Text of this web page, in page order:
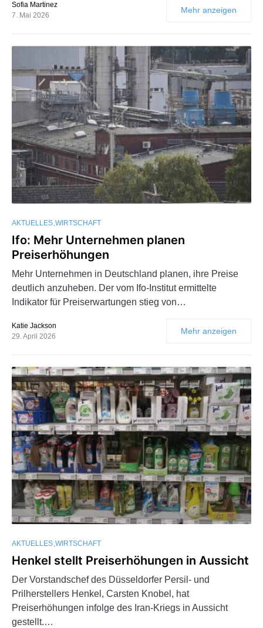
Sofia Martinez
7. Mai 2026
Mehr anzeigen
AKTUELLES WIRTSCHAFT
Ifo: Mehr Unternehmen planen
Preiserhöhungen
Mehr Unternehmen in Deutschland planen, ihre Preise
deutlich anzuheben. Der vom Ifo-Institut ermittelte
Indikator für Preiserwartungen stieg von…
Katie Jackson
29. April 2026
Mehr anzeigen
AKTUELLES WIRTSCHAFT
Henkel stellt Preiserhöhungen in Aussicht
Der Vorstandschef des Düsseldorfer Persil- und
Prilherstellers Henkel, Carsten Knobel, hat
Preiserhöhungen infolge des Iran-Kriegs in Aussicht
gestellt.…